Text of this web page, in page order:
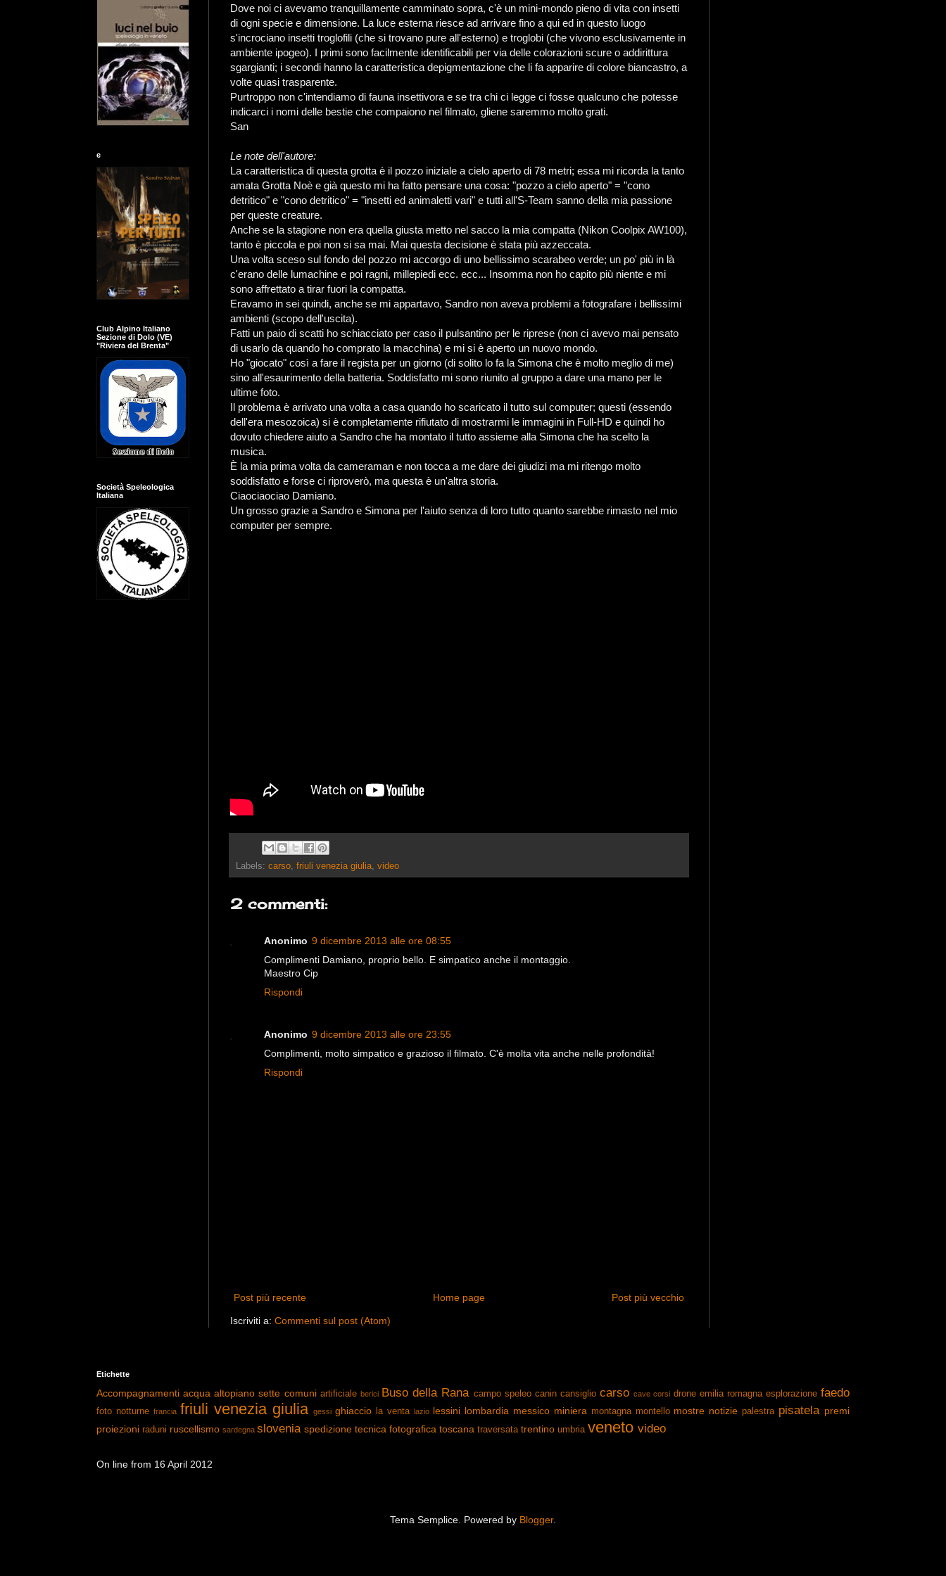
Dove noi ci avevamo tranquillamente camminato sopra, c'è un mini-mondo pieno di vita con insetti
di ogni specie e dimensione. La luce esterna riesce ad arrivare fino a qui ed in questo luogo
s'incrociano insetti troglofili (che si trovano pure all'esterno) e troglobi (che vivono esclusivamente in
ambiente ipogeo). I primi sono facilmente identificabili per via delle colorazioni scure o addirittura
sgargianti; i secondi hanno la caratteristica depigmentazione che li fa apparire di colore biancastro, a
volte quasi trasparente.
Purtroppo non c'intendiamo di fauna insettivora e se tra chi ci legge ci fosse qualcuno che potesse
indicarci i nomi delle bestie che compaiono nel filmato, gliene saremmo molto grati.
San
Le note dell'autore:
La caratteristica di questa grotta è il pozzo iniziale a cielo aperto di 78 metri; essa mi ricorda la tanto
amata Grotta Noè e già questo mi ha fatto pensare una cosa: "pozzo a cielo aperto" = "cono
detritico" e "cono detritico" = "insetti ed animaletti vari" e tutti all'S-Team sanno della mia passione
per queste creature.
Anche se la stagione non era quella giusta metto nel sacco la mia compatta (Nikon Coolpix AW100),
tanto è piccola e poi non si sa mai. Mai questa decisione è stata più azzeccata.
Una volta sceso sul fondo del pozzo mi accorgo di uno bellissimo scarabeo verde; un po' più in là
c'erano delle lumachine e poi ragni, millepiedi ecc. ecc... Insomma non ho capito più niente e mi
sono affrettato a tirar fuori la compatta.
Eravamo in sei quindi, anche se mi appartavo, Sandro non aveva problemi a fotografare i bellissimi
ambienti (scopo dell'uscita).
Fatti un paio di scatti ho schiacciato per caso il pulsantino per le riprese (non ci avevo mai pensato
di usarlo da quando ho comprato la macchina) e mi si è aperto un nuovo mondo.
Ho "giocato" così a fare il regista per un giorno (di solito lo fa la Simona che è molto meglio di me)
sino all'esaurimento della batteria. Soddisfatto mi sono riunito al gruppo a dare una mano per le
ultime foto.
Il problema è arrivato una volta a casa quando ho scaricato il tutto sul computer; questi (essendo
dell'era mesozoica) si è completamente rifiutato di mostrarmi le immagini in Full-HD e quindi ho
dovuto chiedere aiuto a Sandro che ha montato il tutto assieme alla Simona che ha scelto la
musica.
È la mia prima volta da cameraman e non tocca a me dare dei giudizi ma mi ritengo molto
soddisfatto e forse ci riproverò, ma questa è un'altra storia.
Ciaociaociao Damiano.
Un grosso grazie a Sandro e Simona per l'aiuto senza di loro tutto quanto sarebbe rimasto nel mio
computer per sempre.
Labels: carso, friuli venezia giulia, video
2 commenti:
Anonimo 9 dicembre 2013 alle ore 08:55
Complimenti Damiano, proprio bello. E simpatico anche il montaggio.
Maestro Cip
Rispondi
Anonimo 9 dicembre 2013 alle ore 23:55
Complimenti, molto simpatico e grazioso il filmato. C'è molta vita anche nelle profondità!
Rispondi
Post più recente Post più vecchio
Home page
Iscriviti a: Commenti sul post (Atom)
e
Club Alpino Italiano
Sezione di Dolo (VE)
"Riviera del Brenta"
Società Speleologica
Italiana
Etichette
Accompagnamenti acqua altopiano sette comuni artificiale berici Buso della Rana campo speleo canin cansiglio carso cave corsi drone emilia romagna esplorazione faedo
foto notturne francia friuli venezia giulia gessi ghiaccio la venta lazio lessini lombardia messico miniera montagna montello mostre notizie palestra pisatela premi
proiezioni raduni ruscellismo sardegna slovenia spedizione tecnica fotografica toscana traversata trentino umbria veneto video
On line from 16 April 2012
Tema Semplice. Powered by Blogger.